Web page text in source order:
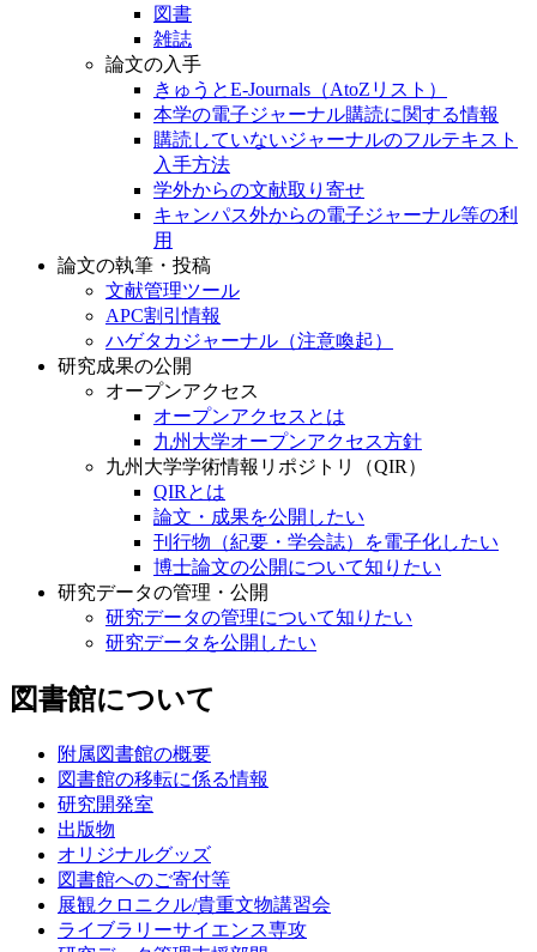
図書
雑誌
論文の入手
きゅうとE-Journals（AtoZリスト）
本学の電子ジャーナル購読に関する情報
購読していないジャーナルのフルテキスト
入手方法
学外からの文献取り寄せ
キャンパス外からの電子ジャーナル等の利
用
論文の執筆・投稿
文献管理ツール
APC割引情報
ハゲタカジャーナル（注意喚起）
研究成果の公開
オープンアクセス
オープンアクセスとは
九州大学オープンアクセス方針
九州大学学術情報リポジトリ（QIR）
QIRとは
論文・成果を公開したい
刊行物（紀要・学会誌）を電子化したい
博士論文の公開について知りたい
研究データの管理・公開
研究データの管理について知りたい
研究データを公開したい
図書館について
附属図書館の概要
図書館の移転に係る情報
研究開発室
出版物
オリジナルグッズ
図書館へのご寄付等
展観クロニクル/貴重文物講習会
ライブラリーサイエンス専攻